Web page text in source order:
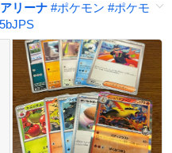
リーナ #ポケモン #ポケモ